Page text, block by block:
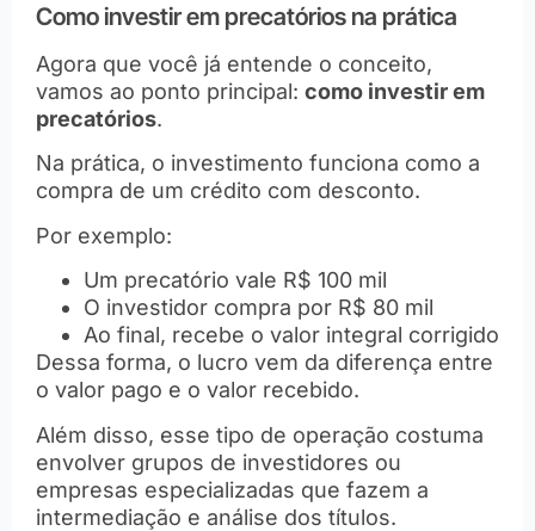
Como investir em precatórios na prática
Agora que você já entende o conceito,
vamos ao ponto principal: como investir em
precatórios.
Na prática, o investimento funciona como a
compra de um crédito com desconto.
Por exemplo:
Um precatório vale R$ 100 mil
O investidor compra por R$ 80 mil
Ao final, recebe o valor integral corrigido
Dessa forma, o lucro vem da diferença entre
o valor pago e o valor recebido.
Além disso, esse tipo de operação costuma
envolver grupos de investidores ou
empresas especializadas que fazem a
intermediação e análise dos títulos.